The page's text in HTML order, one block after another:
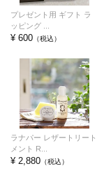
プレゼント用 ギフト ラ
ッピング ...
¥ 600 （税込）
ラナパー レザートリート
メント R...
¥ 2,880 （税込）